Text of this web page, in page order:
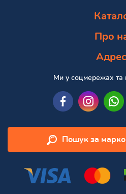
Про
Ми у соцмережах та
Пошук за